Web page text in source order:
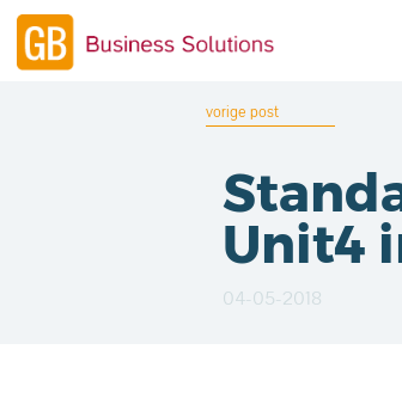
vorige post
Unit4
04-05-2018